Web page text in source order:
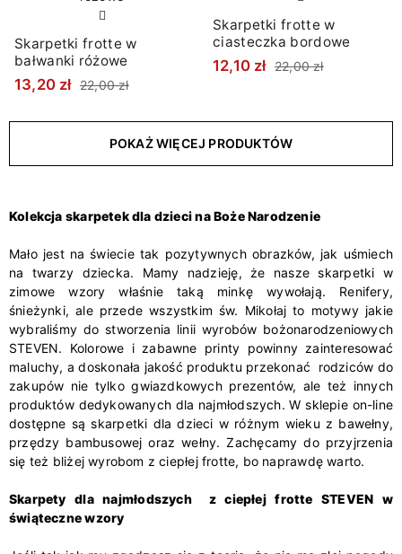
Skarpetki frotte w
bałwanki różowe
13,20 zł 22,00 zł
Skarpetki frotte w
ciasteczka bordowe
12,10 zł 22,00 zł
POKAŻ WIĘCEJ PRODUKTÓW
Kolekcja skarpetek dla dzieci na Boże Narodzenie
Mało jest na świecie tak pozytywnych obrazków, jak uśmiech
na twarzy dziecka. Mamy nadzieję, że nasze skarpetki w
zimowe wzory właśnie taką minkę wywołają. Renifery,
śnieżynki, ale przede wszystkim św. Mikołaj to motywy jakie
wybraliśmy do stworzenia linii wyrobów bożonarodzeniowych
STEVEN. Kolorowe i zabawne printy powinny zainteresować
maluchy, a doskonała jakość produktu przekonać rodziców do
zakupów nie tylko gwiazdkowych prezentów, ale też innych
produktów dedykowanych dla najmłodszych. W sklepie on-line
dostępne są skarpetki dla dzieci w różnym wieku z bawełny,
przędzy bambusowej oraz wełny. Zachęcamy do przyjrzenia
się też bliżej wyrobom z ciepłej frotte, bo naprawdę warto.
Skarpety dla najmłodszych z ciepłej frotte STEVEN w
świąteczne wzory